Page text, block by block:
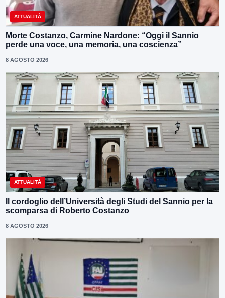
ATTUALITÀ
Morte Costanzo, Carmine Nardone: “Oggi il Sannio
perde una voce, una memoria, una coscienza”
8 AGOSTO 2026
ATTUALITÀ
Il cordoglio dell’Università degli Studi del Sannio per la
scomparsa di Roberto Costanzo
8 AGOSTO 2026